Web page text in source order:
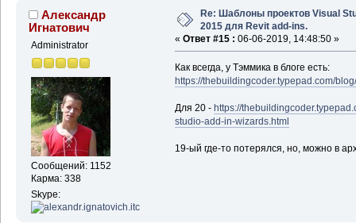
Александр
Игнатович
Administrator
Сообщений: 1152
Карма: 338
Skype:
Re: Шаблоны проектов Visual
2015 для Revit add-ins.
« Ответ #15 : 06-06-2019, 14:48:50 »
Как всегда, у Тэммика в блоге есть:
https://thebuildingcoder.typepad.com/
Для 20 - https://
studio-add-in-wizards.html
19-ый где-то потерялся, но, можно в